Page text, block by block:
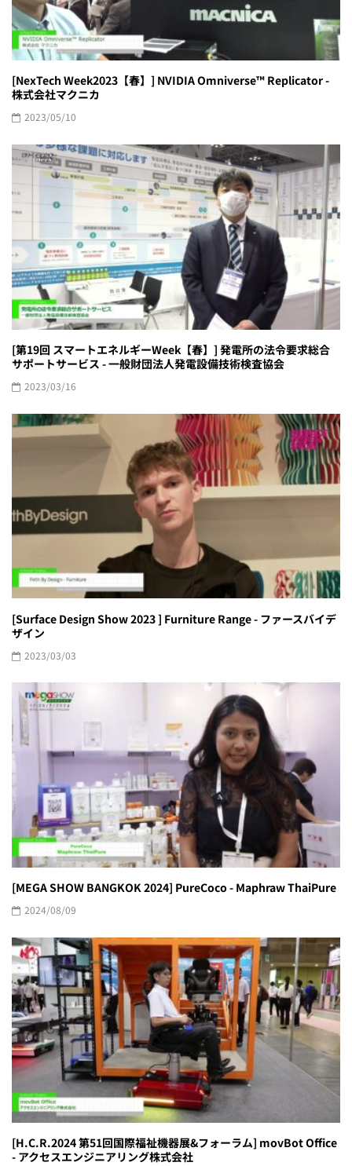
[NexTech Week2023【春】] NVIDIA Omniverse™ Replicator -
株式会社マクニカ
2023/05/10
[第19回 スマートエネルギーWeek【春】] 発電所の法令要求総合
サポートサービス - 一般財団法人発電設備技術検査協会
2023/03/16
[Surface Design Show 2023 ] Furniture Range - ファースバイデ
ザイン
2023/03/03
[MEGA SHOW BANGKOK 2024] PureCoco - Maphraw ThaiPure
2024/08/09
[H.C.R.2024 第51回国際福祉機器展&フォーラム] movBot Office
- アクセスエンジニアリング株式会社